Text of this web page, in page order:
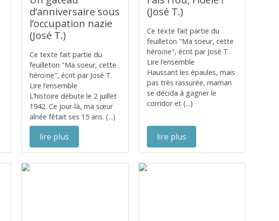
d’anniversaire sous
l’occupation nazie
(José T.)
Ce texte fait partie du
feuilleton "Ma soeur, cette
héroïne", écrit par José T.
Lire l’ensemble
L’histoire débute le 2 juillet
1942. Ce jour-là, ma sœur
aînée fêtait ses 15 ans. (...)
lire plus
(José T.)
Ce texte fait partie du
feuilleton "Ma soeur, cette
héroïne", écrit par José T.
Lire l’ensemble
Haussant les épaules, mais
pas très rassurée, maman
se décida à gagner le
corridor et (...)
lire plus